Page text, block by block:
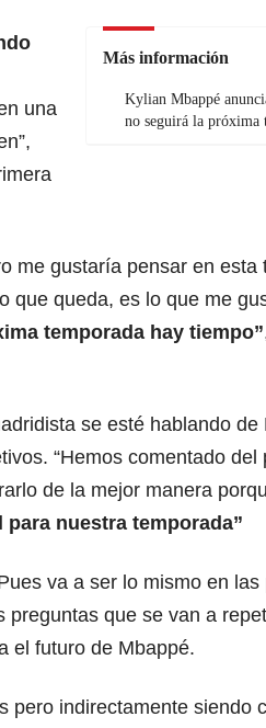
Más información
Kylian Mbappé
no seguirá la próxima
una
me gustaría pensar en esta
que queda, es lo que me
temporada hay tiempo”
se esté hablando de
“Hemos comentado del
de la mejor manera
nuestra temporada”
va a ser lo mismo en las
preguntas que se van a
el futuro de Mbappé.
pero indirectamente siendo